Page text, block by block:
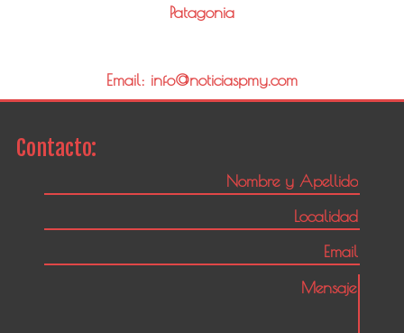
Patagonia
Email: info@noticiaspmy.com
Contacto: